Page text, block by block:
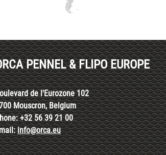
PENNEL & FLIPO EUROPE
de l'Eurozone 102
Mouscron, Belgium
+32 56 39 21 00
info@orca.eu